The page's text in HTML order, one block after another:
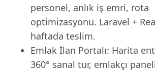
personel, anlık iş emri, rota
optimizasyonu. Laravel +
haftada teslim.
Emlak İlan Portalı: Harita
360° sanal tur, emlakçı